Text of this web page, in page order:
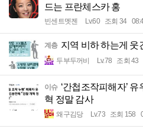
드는 프란체스카 홍
빈센트멧젠 Lv.60 조회 34
계층 지역 비하 하는게 웃
두부두꺼비 Lv.78 조회 43
이슈 ‘간첩조작피해자’
혁 정말 감사
왜구김당 Lv.73 조회 158